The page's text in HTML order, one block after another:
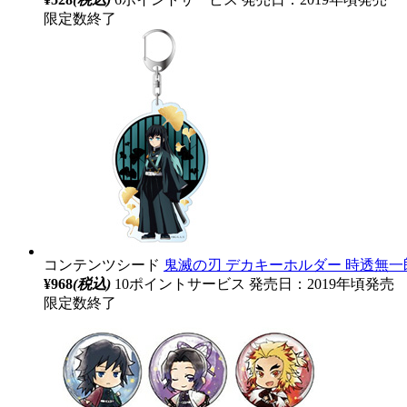
限定数終了
コンテンツシード 鬼滅の刃 デカキーホルダー 時透無一
¥968(税込) 10ポイントサービス 発売日：2019年頃発売
限定数終了